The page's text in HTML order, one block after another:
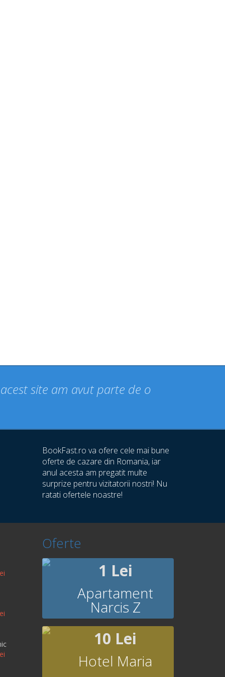
site am avut parte de o
BookFast.ro va ofere cele mai bune
oferte de cazare din Romania, iar
anul acesta am pregatit multe
surprize pentru vizitatorii nostri! Nu
ratati ofertele noastre!
Oferte
1 Lei
Apartament
Narcis Z
10 Lei
Hotel Maria